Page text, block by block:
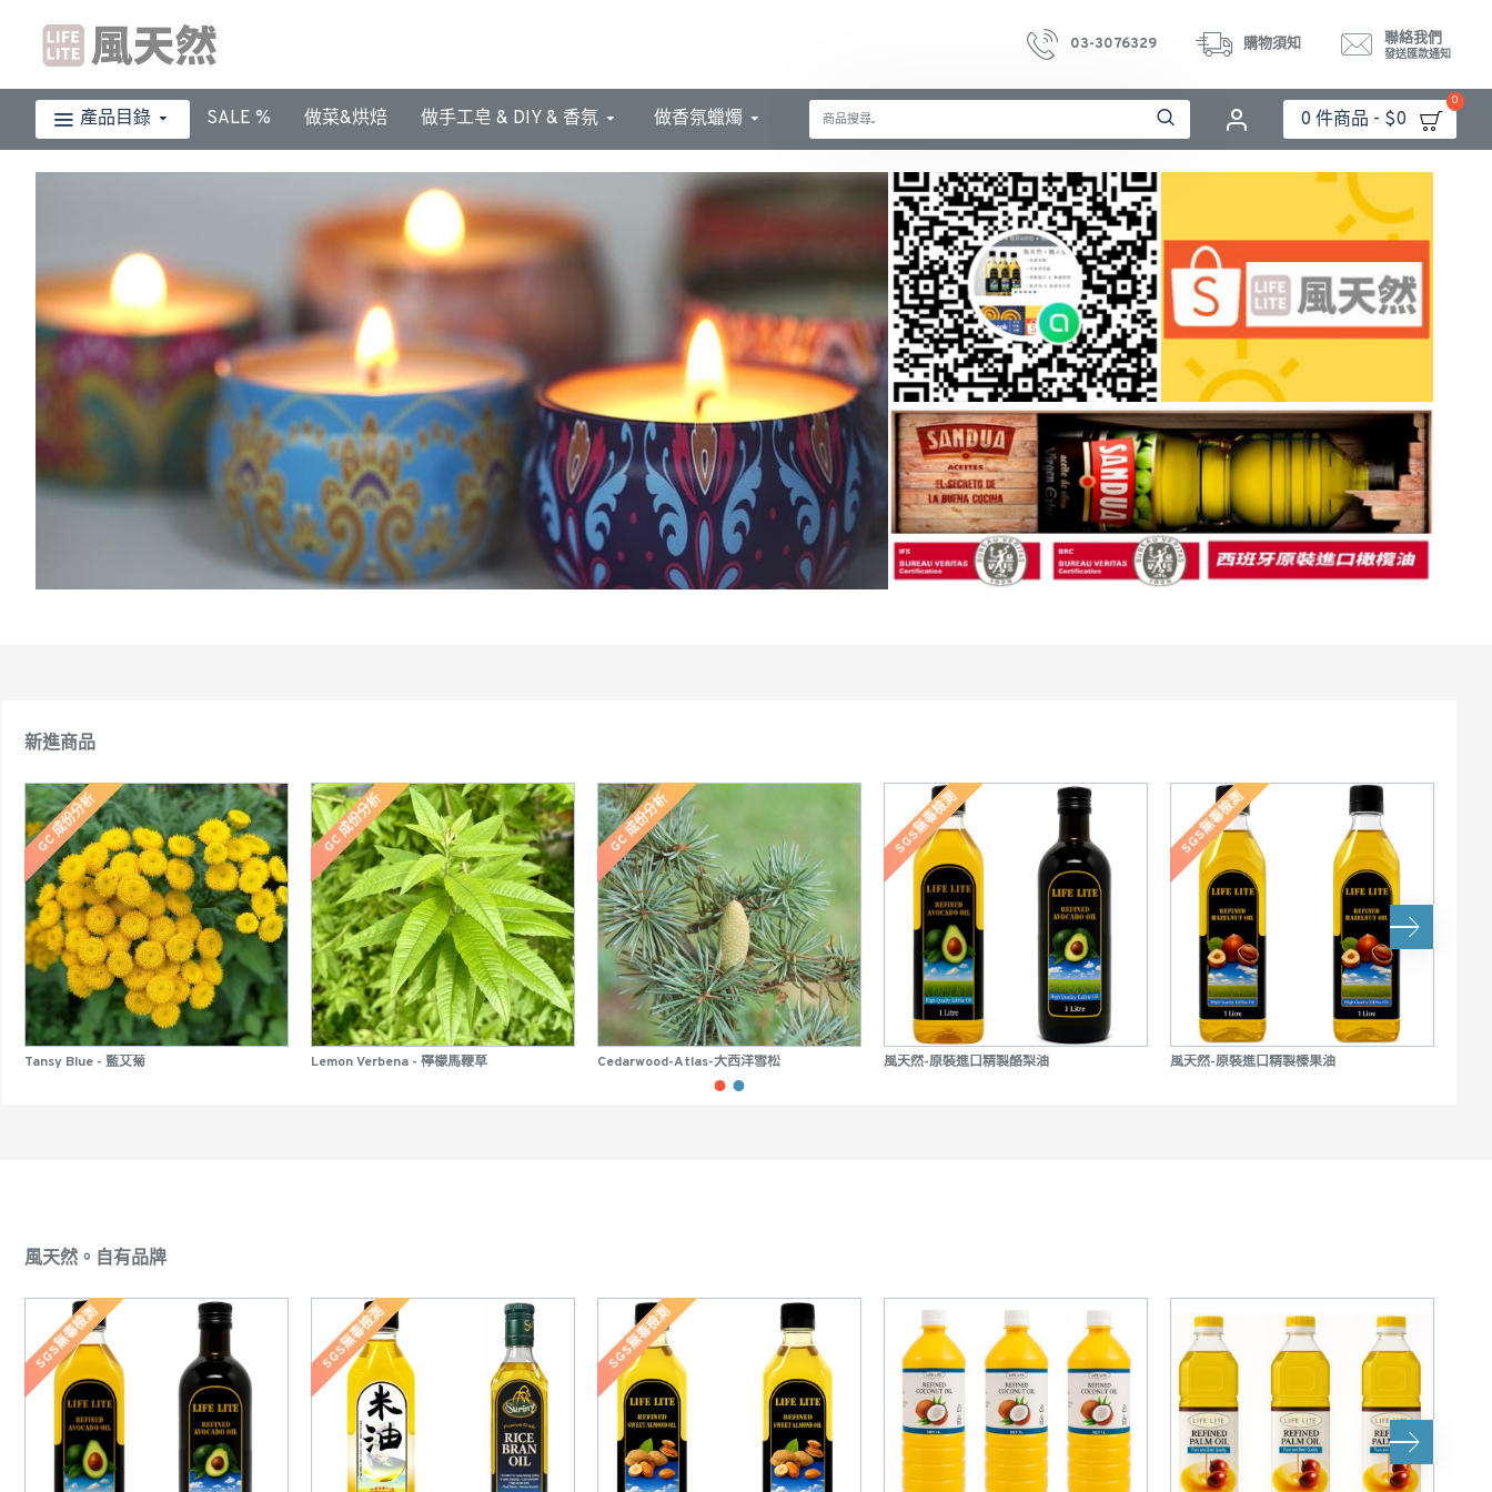
03-3076329 購物須知 聯絡我們
發送匯款通知
產品目錄 SALE % 做菜&烘焙 做手工皂 & DIY & 香氛 做香氛蠟燭 0 件商品 - $0
0
新進商品
GC 成份分析
Tansy Blue - 藍艾菊
GC 成份分析
Lemon Verbena - 檸檬馬鞭草
GC 成份分析
Cedarwood-Atlas-大西洋雪松
SGS無毒檢測
風天然-原裝進口精製酪梨油
SGS無毒檢測
風天然-原裝進口精製榛果油
風天然。自有品牌
SGS無毒檢測 SGS無毒檢測 SGS無毒檢測